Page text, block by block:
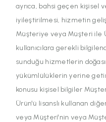
ayrıca, bahsi geçen kişisel
iyileştirilmesi, hizmetin
Müşteriye veya Müşteri ile
kullanıcılara gerekli
sunduğu hizmetlerin
yükümlülüklerin yerine
konusu kişisel bilgiler
Ürün'ü lisanslı kullanan
veya Müşteri'nin veya